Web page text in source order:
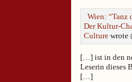
Wien: “Tanz
Der Kultur-
Culture wrote
[…] ist in den
Leserin dieses
[…]